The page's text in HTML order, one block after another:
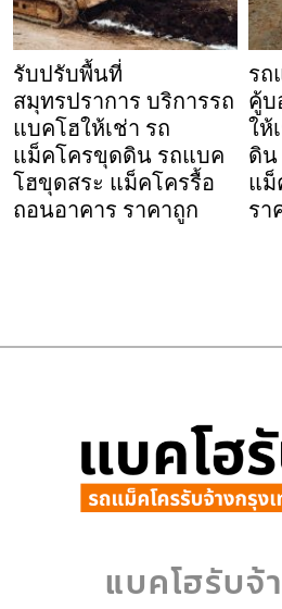
รับปรับพื้นที่
สมุทรปราการ บริการรถ
แบคโฮให้เช่า รถ
แม็คโครขุดดิน รถแบค
โฮขุดสระ แม็คโครรื้อ
ถอนอาคาร ราคาถูก
รถ
คู้บ
ให้
ดิน
แม็
รา
แบคโฮรับจ้